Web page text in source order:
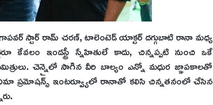
స్టార్ రామ్ చరణ్, టాలెంటెడ్ యాక్టర్ దగ్గుబాటి రానా మధ్య
కేవలం ఇండస్ట్రీ స్నేహితులే కాదు, చిన్నప్పటి నుంచి ఒకే
చెన్నైలో సాగిన వీరి బాల్యం ఎన్నో మధుర జ్ఞాపకాలతో
ప్రమోషన్స్ ఇంటర్వ్యూలో రానాతో కలిసి చిన్నతనంలో చేసిన